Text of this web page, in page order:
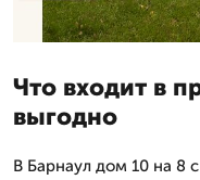
Что входит в
выгодно
В Барнаул дом 10 на 8